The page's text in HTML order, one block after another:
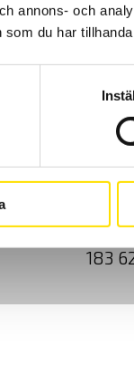
annons- och
som du har
Cookies
183